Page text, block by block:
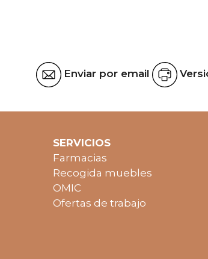
Enviar por email
SERVICIOS
Farmacias
Recogida muebles
OMIC
Ofertas de trabajo